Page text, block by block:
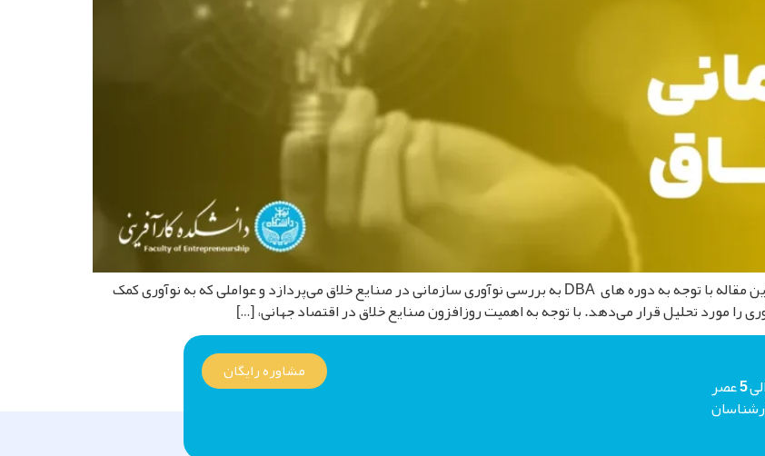
نوآوری سازمانی در صنایع خلاق: عوامل، چالش‌ها و استراتژی‌ها این مقاله با توجه به دوره های DBA به بررسی نوآوری سازمانی در صنایع خلاق می‌پردازد و عواملی که به نوآوری کمک
را مورد تحلیل قرار می‌دهد. با توجه به اهمیت روزافزون صنایع خلاق در اقتصاد جهانی، […]
شما میتوانید جهت دریافت مشاوره رایگان هر روز حتی جمعه ها از ساعت 9 صبح الی 5 عصر
کارشناسان
مشاوره رایگان